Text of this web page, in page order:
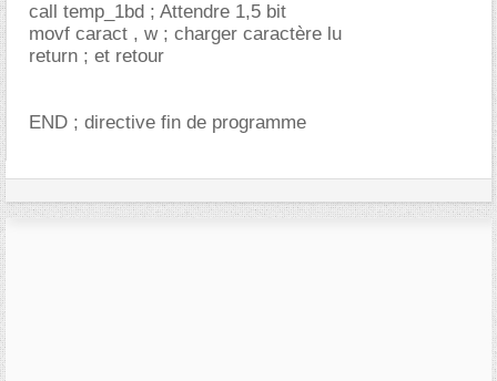
call temp_1bd ; Attendre 1,5 bit
movf caract , w ; charger caractère lu
return ; et retour
END ; directive fin de programme